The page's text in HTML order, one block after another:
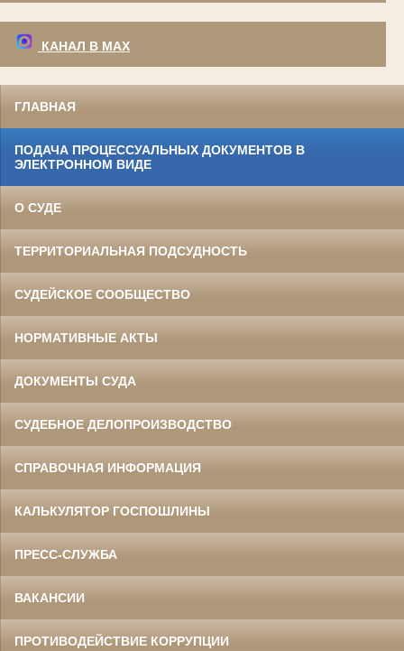
КАНАЛ В МАХ
ГЛАВНАЯ
ПОДАЧА ПРОЦЕССУАЛЬНЫХ ДОКУМЕНТОВ В
ЭЛЕКТРОННОМ ВИДЕ
О СУДЕ
ТЕРРИТОРИАЛЬНАЯ ПОДСУДНОСТЬ
СУДЕЙСКОЕ СООБЩЕСТВО
НОРМАТИВНЫЕ АКТЫ
ДОКУМЕНТЫ СУДА
СУДЕБНОЕ ДЕЛОПРОИЗВОДСТВО
СПРАВОЧНАЯ ИНФОРМАЦИЯ
КАЛЬКУЛЯТОР ГОСПОШЛИНЫ
ПРЕСС-СЛУЖБА
ВАКАНСИИ
ПРОТИВОДЕЙСТВИЕ КОРРУПЦИИ